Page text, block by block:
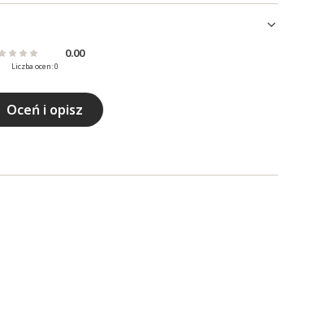
0.00
Liczba ocen: 0
Oceń i opisz